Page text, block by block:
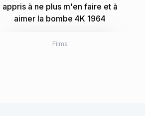
appris à ne plus m'en faire et à
aimer la bombe 4K 1964
Films